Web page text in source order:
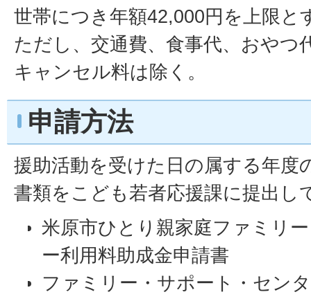
世帯につき年額42,000円を上限と
ただし、交通費、食事代、おやつ
キャンセル料は除く。
申請方法
援助活動を受けた日の属する年度
書類をこども若者応援課に提出し
米原市ひとり親家庭ファミリ
ー利用料助成金申請書
ファミリー・サポート・セン